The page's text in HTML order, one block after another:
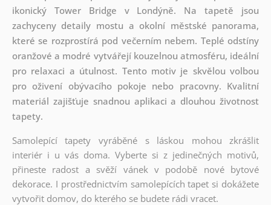
ikonický Tower Bridge v Londýně. Na tapetě jsou
zachyceny detaily mostu a okolní městské panorama,
které se rozprostírá pod večerním nebem. Teplé odstíny
oranžové a modré vytvářejí kouzelnou atmosféru, ideální
pro relaxaci a útulnost. Tento motiv je skvělou volbou
pro oživení obývacího pokoje nebo pracovny. Kvalitní
materiál zajišťuje snadnou aplikaci a dlouhou životnost
tapety.
Samolepící tapety vyráběné s láskou mohou zkrášlit
interiér i u vás doma. Vyberte si z jedinečných motivů,
přineste radost a svěží vánek v podobě nové bytové
dekorace. I prostřednictvím samolepících tapet si dokážete
vytvořit domov, do kterého se budete rádi vracet.